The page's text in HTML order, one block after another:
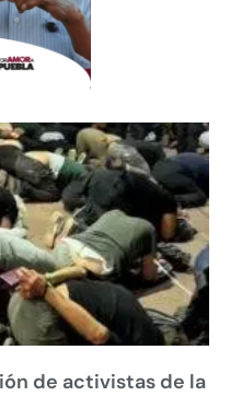
de activistas de la